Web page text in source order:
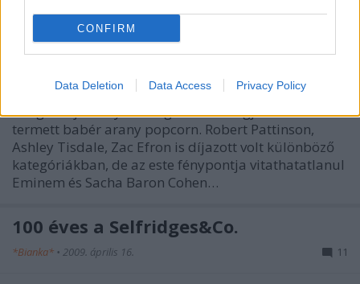
CONFIRM
Data Deletion Data Access Privacy Policy
nézőpontjából
fashionista•2009. június 01.
Tegnap volt a MTV Movie Awards díjátadó, ahol
főleg az ifjú hollywoodi generáció tagjai számára
termett babér arany popcorn. Robert Pattinson,
Ashley Tisdale, Zac Efron is díjazott volt különböző
kategóriákban, de az este fénypontja vitathatatlanul
Eminem és Sacha Baron Cohen…
100 éves a Selfridges&Co.
*Bianka* • 2009. április 16. 11